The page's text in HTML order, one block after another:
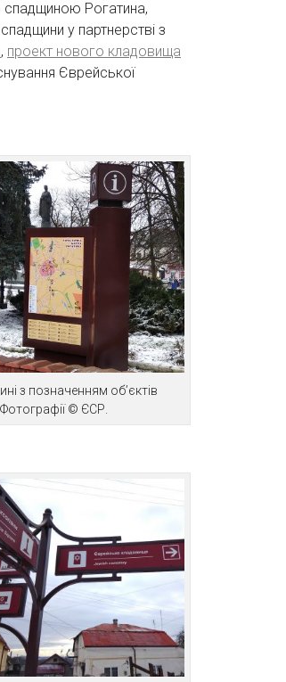
спадщиною Рогатина,
у партнерстві з
, проект нового кладовища
Єврейської
з позначенням об’єктів
© ЄСР.